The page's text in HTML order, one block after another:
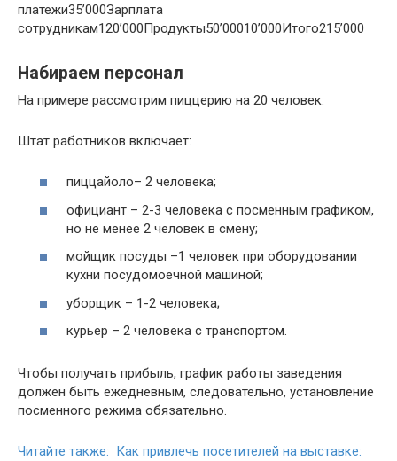
платежи35’000Зарплата
сотрудникам120’000Продукты50’00010’000Итого215’000
Набираем персонал
На примере рассмотрим пиццерию на 20 человек.
Штат работников включает:
пиццайоло– 2 человека;
официант – 2-3 человека с посменным графиком,
но не менее 2 человек в смену;
мойщик посуды –1 человек при оборудовании
кухни посудомоечной машиной;
уборщик – 1-2 человека;
курьер – 2 человека с транспортом.
Чтобы получать прибыль, график работы заведения
должен быть ежедневным, следовательно, установление
посменного режима обязательно.
Читайте также: Как привлечь посетителей на выставке: